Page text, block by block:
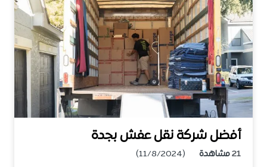
أفضل شركة نقل عفش بجدة
21مشاهدة
(11/8/2024)